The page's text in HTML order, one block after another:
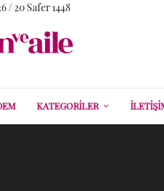
/ 20 Safer 1448
KATEGORILER